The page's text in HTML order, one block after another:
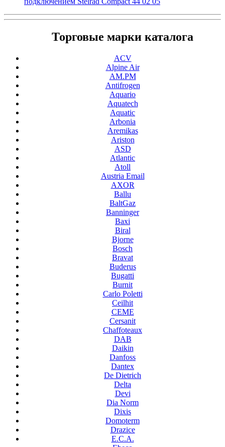
Торговые марки каталога
ACV
Alpine Air
AM.PM
Antifrogen
Aquario
Aquatech
Aquatic
Arbonia
Aremikas
Ariston
ASD
Atlantic
Atoll
Austria Email
AXOR
Ballu
BaltGaz
Banninger
Baxi
Biral
Bjorne
Bosch
Bravat
Buderus
Bugatti
Burnit
Carlo Poletti
Ceilhit
CEME
Cersanit
Chaffoteaux
DAB
Daikin
Danfoss
Dantex
De Dietrich
Delta
Devi
Dia Norm
Dixis
Domoterm
Drazice
E.C.A.